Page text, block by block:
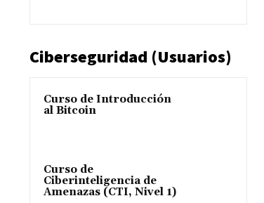
Ciberseguridad (Usuarios)
Curso de Introducción
al Bitcoin
Curso de
Ciberinteligencia de
Amenazas (CTI, Nivel 1)